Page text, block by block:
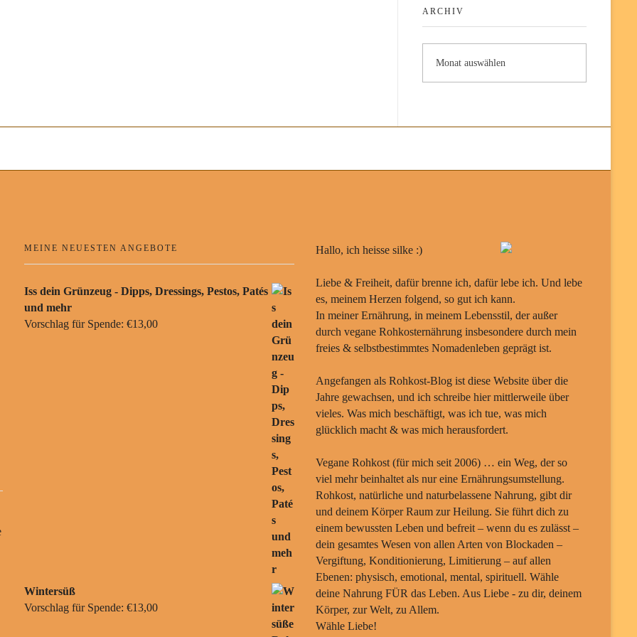
ARCHIV
MEINE NEUESTEN ANGEBOTE
Iss dein Grünzeug - Dipps, Dressings, Pestos, Patés
und mehr
Vorschlag für Spende: €13,00
Wintersüß
Vorschlag für Spende: €13,00
Hallo, ich heisse silke :)
Liebe & Freiheit, dafür brenne ich, dafür lebe ich. Und lebe
es, meinem Herzen folgend, so gut ich kann.
In meiner Ernährung, in meinem Lebensstil, der außer
durch vegane Rohkosternährung insbesondere durch mein
freies & selbstbestimmtes Nomadenleben geprägt ist.
Angefangen als Rohkost-Blog ist diese Website über die
Jahre gewachsen, und ich schreibe hier mittlerweile über
vieles. Was mich beschäftigt, was ich tue, was mich
glücklich macht & was mich herausfordert.
Vegane Rohkost (für mich seit 2006) … ein Weg, der so
viel mehr beinhaltet als nur eine Ernährungsumstellung.
Rohkost, natürliche und naturbelassene Nahrung, gibt dir
und deinem Körper Raum zur Heilung. Sie führt dich zu
einem bewussten Leben und befreit – wenn du es zulässt –
dein gesamtes Wesen von allen Arten von Blockaden –
Vergiftung, Konditionierung, Limitierung – auf allen
Ebenen: physisch, emotional, mental, spirituell. Wähle
deine Nahrung FÜR das Leben. Aus Liebe - zu dir, deinem
Körper, zur Welt, zu Allem.
Wähle Liebe!